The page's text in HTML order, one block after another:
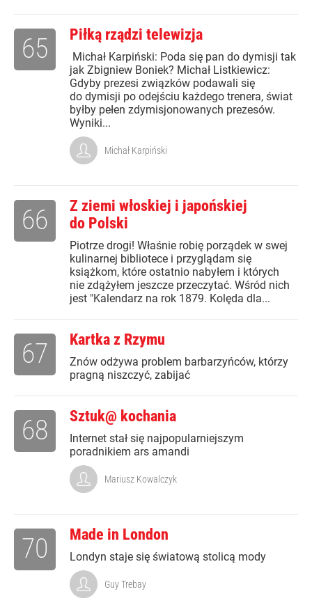
Piłką rządzi telewizja
Michał Karpiński: Poda się pan do dymisji tak
jak Zbigniew Boniek? Michał Listkiewicz:
Gdyby prezesi związków podawali się
do dymisji po odejściu każdego trenera, świat
byłby pełen zdymisjonowanych prezesów.
Wyniki...
65
Michał Karpiński
Z ziemi włoskiej i japońskiej
do Polski
Piotrze drogi! Właśnie robię porządek w swej
kulinarnej bibliotece i przyglądam się
książkom, które ostatnio nabyłem i których
nie zdążyłem jeszcze przeczytać. Wśród nich
jest "Kalendarz na rok 1879. Kolęda dla...
66
Kartka z Rzymu
Znów odżywa problem barbarzyńców, którzy
pragną niszczyć, zabijać
67
Sztuk@ kochania
Internet stał się najpopularniejszym
poradnikiem ars amandi
68
Mariusz Kowalczyk
Made in London
Londyn staje się światową stolicą mody
70
Guy Trebay